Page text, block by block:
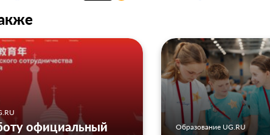
официальный
Образование UG.RU